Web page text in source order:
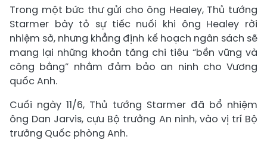
Trong một bức thư gửi cho ông Healey, Thủ tướng
Starmer bày tỏ sự tiếc nuối khi ông Healey rời
nhiệm sở, nhưng khẳng định kế hoạch ngân sách sẽ
mang lại những khoản tăng chi tiêu “bền vững và
công bằng” nhằm đảm bảo an ninh cho Vương
quốc Anh.
Cuối ngày 11/6, Thủ tướng Starmer đã bổ nhiệm
ông Dan Jarvis, cựu Bộ trưởng An ninh, vào vị trí Bộ
trưởng Quốc phòng Anh.